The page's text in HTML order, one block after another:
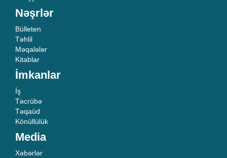
Nəşrlər
Bülleten
Təhlil
Məqalələr
Kitablar
İmkanlar
İş
Təcrübə
Təqaüd
Könüllülük
Media
Xəbərlər